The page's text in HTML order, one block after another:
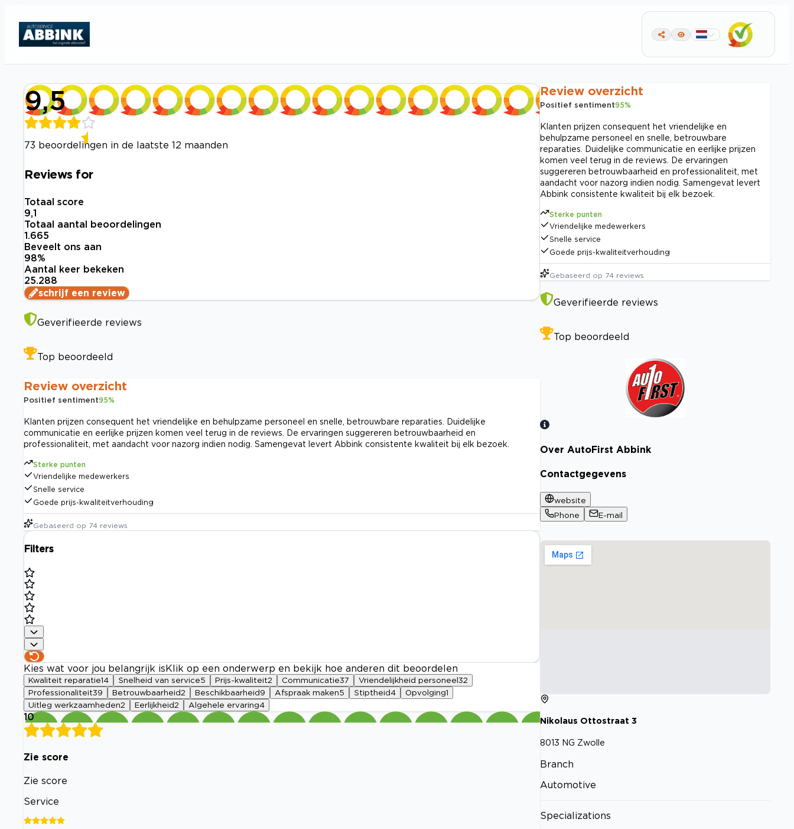
9,5
73 beoordelingen in de laatste 12 maanden
Reviews for
Totaal score
9,1
Totaal aantal beoordelingen
1.665
Beveelt ons aan
98%
Aantal keer bekeken
25.288
schrijf een review
Geverifieerde reviews
Top beoordeeld
Review overzicht
Positief sentiment95%
Klanten prijzen consequent het vriendelijke en behulpzame personeel en snelle, betrouwbare reparaties. Duidelijke
communicatie en eerlijke prijzen komen veel terug in de reviews. De ervaringen suggereren betrouwbaarheid en
professionaliteit, met aandacht voor nazorg indien nodig. Samengevat levert Abbink consistente kwaliteit bij elk bezoek.
Sterke punten
Vriendelijke medewerkers
Snelle service
Goede prijs-kwaliteitverhouding
Gebaseerd op 74 reviews
Filters
Kies wat voor jou belangrijk is Klik op een onderwerp en bekijk hoe anderen dit beoordelen
Kwaliteit reparatie14 Snelheid van service5 Prijs-kwaliteit2 Communicatie37 Vriendelijkheid personeel 32
Professionaliteit39 Betrouwbaarheid2 Beschikbaarheid 9 Afspraak maken5 Stiptheid4 Opvolging1
Uitleg werkzaamheden2 Eerlijkheid2 Algehele ervaring4
10
Zie score
Zie score
Service
Review overzicht
Positief sentiment95%
Klanten prijzen consequent het vriendelijke en
behulpzame personeel en snelle, betrouwbare
reparaties. Duidelijke communicatie en eerlijke prijzen
komen veel terug in de reviews. De ervaringen
suggereren betrouwbaarheid en professionaliteit, met
aandacht voor nazorg indien nodig. Samengevat levert
Abbink consistente kwaliteit bij elk bezoek.
Sterke punten
Vriendelijke medewerkers
Snelle service
Goede prijs-kwaliteitverhouding
Gebaseerd op 74 reviews
Geverifieerde reviews
Top beoordeeld
Bekijk certificaat
Over AutoFirst Abbink
Contactgegevens
website
Phone
E-mail
Nikolaus Ottostraat 3
8013 NG Zwolle
Branch
Automotive
Specializations